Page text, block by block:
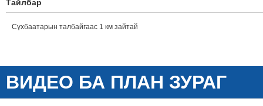
Тайлбар
Сүхбаатарын талбайгаас 1 км зайтай
ВИДЕО БА ПЛАН ЗУРАГ